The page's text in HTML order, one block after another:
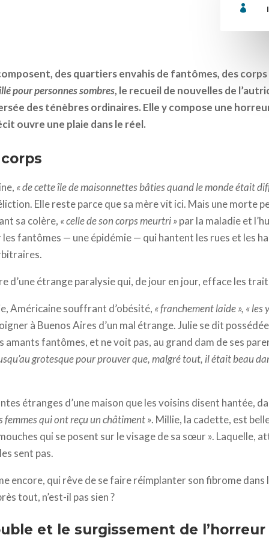

des quartiers envahis de fantômes, des
pour personnes sombres, le recueil de nouvelles de
des ténèbres ordinaires. Elle y compose une
ouvre une plaie dans le réel.
« de cette île de maisonnettes bâties quand le monde était
Elle reste parce que sa mère vit ici. Mais une morte
sa colère, « celle de son corps meurtri »par la maladie et
les fantômes — une épidémie — qui hantent les rues et les
d’une étrange paralysie qui, de jour en jour, efface les
Américaine souffrant d’obésité, « franchement laide », « les
à Buenos Aires d’un mal étrange. Julie se dit
fantômes, et ne voit pas, au grand dam de ses
grotesque pour prouver que, malgré tout, il était beau
étranges d’une maison que les voisins disent hantée,
femmes qui ont reçu un châtiment ». Millie, la cadette, est
qui se posent sur le visage de sa sœur ». Laquelle,
sent pas.
encore, qui rêve de se faire réimplanter son fibrome dans
tout, n’est-il pas sien ?
et le surgissement de l’horreur